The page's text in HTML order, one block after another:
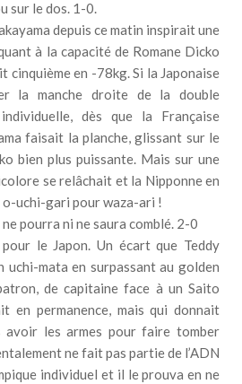
sur le dos. 1-0.
depuis ce matin inspirait une
à la capacité de Romane Dicko
cinquième en -78kg. Si la Japonaise
la manche droite de la double
dès que la Française
faisait la planche, glissant sur le
bien plus puissante. Mais sur une
se relâchait et la Nipponne en
uchi-gari pour waza-ari !
pourra ni ne saura comblé. 2-0
le Japon. Un écart que Teddy
uchi-mata en surpassant au golden
de capitaine face à un Saito
en permanence, mais qui donnait
avoir les armes pour faire tomber
ne fait pas partie de l’ADN
individuel et il le prouva en ne